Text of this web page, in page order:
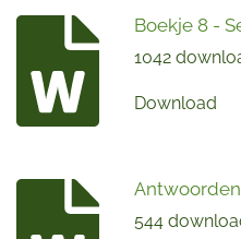
Boekje 8 -
1042
Download
544